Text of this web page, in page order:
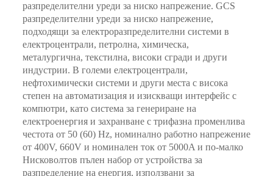
разпределителни уреди за ниско напрежение. GCS
разпределителни уреди за ниско напрежение,
подходящи за електроразпределителни системи в
електроцентрали, петролна, химическа,
металургична, текстилна, високи сгради и други
индустрии. В големи електроцентрали,
нефтохимически системи и други места с висока
степен на автоматизация и изискващи интерфейс с
компютри, като система за генериране на
електроенергия и захранване с трифазна променлива
честота от 50 (60) Hz, номинално работно напрежение
от 400V, 660V и номинален ток от 5000A и по-малко
Нисковолтов пълен набор от устройства за
разпределение на енергия, използвани за